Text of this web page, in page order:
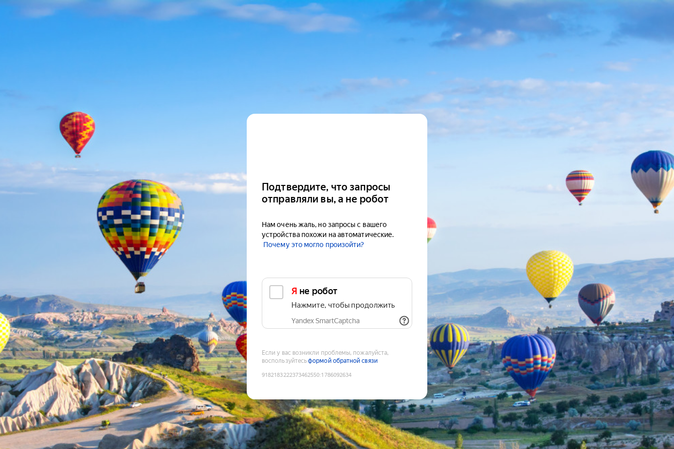
Подтвердите, что запросы
отправляли вы, а не робот
Нам очень жаль, но запросы с вашего
устройства похожи на автоматические.
Почему это могло произойти?
Я не робот
Нажмите, чтобы продолжить
Yandex SmartCaptcha
Если у вас возникли проблемы, пожалуйста,
воспользуйтесьформой обратной связи
9182183222373462550:1786092634